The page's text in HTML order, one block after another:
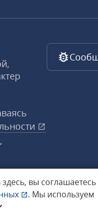
здесь, вы соглашаетесь
. Мы используем